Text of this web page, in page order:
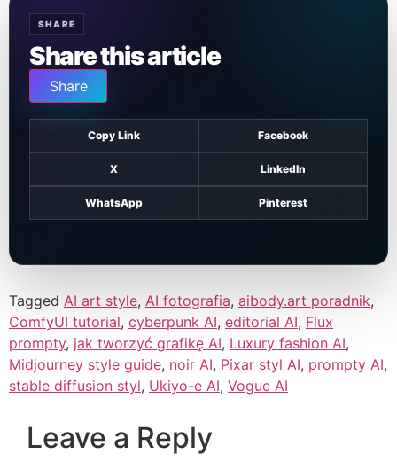
SHARE
Share this article
Share
Copy Link Facebook
X LinkedIn
WhatsApp Pinterest
Tagged AI art style, AI fotografia, aibody.art poradnik,
ComfyUI tutorial, cyberpunk AI, editorial AI, Flux
prompty, jak tworzyć grafikę AI, Luxury fashion AI,
Midjourney style guide, noir AI, Pixar styl AI, prompty AI,
stable diffusion styl, Ukiyo-e AI, Vogue AI
Leave a Reply